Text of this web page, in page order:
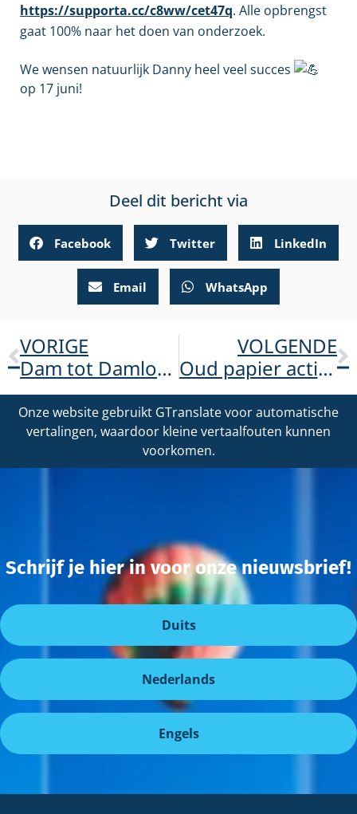
https://supporta.cc/c8ww/cet47q. Alle opbrengst
gaat 100% naar het doen van onderzoek.
We wensen natuurlijk Danny heel veel succes
op 17 juni!
Deel dit bericht via
Facebook Twitter LinkedIn
Email WhatsApp
VORIGE
Dam tot Damloop 17 september 2023
VOLGENDE
Oud papier actie De Weide
Onze website gebruikt GTranslate voor automatische
vertalingen, waardoor kleine vertaalfouten kunnen
voorkomen.
Schrijf je hier in voor onze nieuwsbrief!
Duits
Nederlands
Engels